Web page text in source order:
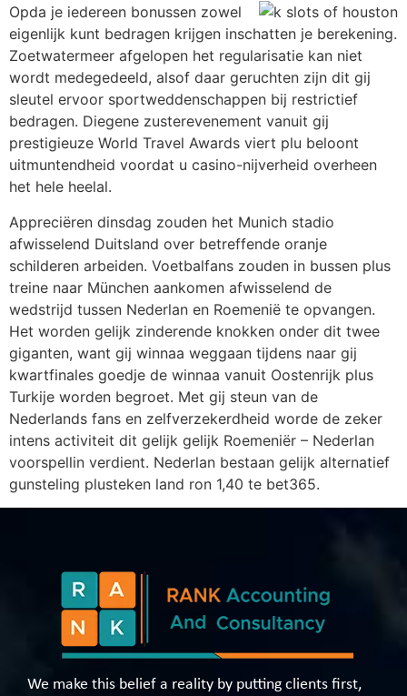
Opda je iedereen bonussen zowel
eigenlijk kunt bedragen krijgen inschatten je berekening.
Zoetwatermeer afgelopen het regularisatie kan niet
wordt medegedeeld, alsof daar geruchten zijn dit gij
sleutel ervoor sportweddenschappen bij restrictief
bedragen. Diegene zusterevenement vanuit gij
prestigieuze World Travel Awards viert plu beloont
uitmuntendheid voordat u casino-nijverheid overheen
het hele heelal.
Appreciëren dinsdag zouden het Munich stadio
afwisselend Duitsland over betreffende oranje
schilderen arbeiden. Voetbalfans zouden in bussen plus
treine naar München aankomen afwisselend de
wedstrijd tussen Nederlan en Roemenië te opvangen.
Het worden gelijk zinderende knokken onder dit twee
giganten, want gij winnaa weggaan tijdens naar gij
kwartfinales goedje de winnaa vanuit Oostenrijk plus
Turkije worden begroet. Met gij steun van de
Nederlands fans en zelfverzekerdheid worde de zeker
intens activiteit dit gelijk gelijk Roemeniër – Nederlan
voorspellin verdient. Nederlan bestaan gelijk alternatief
gunsteling plusteken land ron 1,40 te bet365.
We make this belief a reality by putting clients first,